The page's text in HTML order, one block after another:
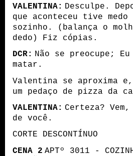
VALENTINA: Desculpe.
que aconteceu tive
sozinho. (balança o
dedo) Fiz cópias.
DCR: Não se preocupe;
matar.
Valentina se aproxima
um pedaço de pizza da
VALENTINA: Certeza?
de você.
CORTE DESCONTÍNUO
CENA 2 APTº 3011 -